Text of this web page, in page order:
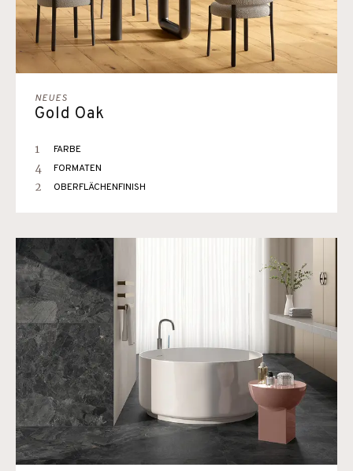
NEUES
Gold Oak
1 FARBE
4 FORMATEN
2 OBERFLÄCHENFINISH